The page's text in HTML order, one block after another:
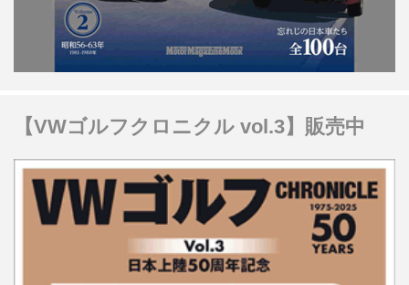
【VWゴルフクロニクル vol.3】販売中